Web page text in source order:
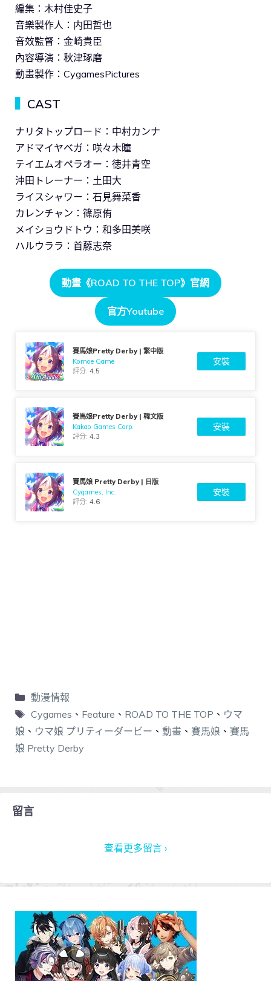
編集：木村佳史子
音樂製作人：内田哲也
音效監督：金崎貴臣
內容導演：秋津琢磨
動畫製作：CygamesPictures
CAST
ナリタトップロード：中村カンナ
アドマイヤベガ：咲々木瞳
テイエムオペラオー：徳井青空
沖田トレーナー：土田大
ライスシャワー：石見舞菜香
カレンチャン：篠原侑
メイショウドトウ：和多田美咲
ハルウララ：首藤志奈
動畫《ROAD TO THE TOP》官網
官方Youtube
賽馬娘Pretty Derby | 繁中版
Komoe Game
評分:4.5
安裝
賽馬娘Pretty Derby | 韓文版
Kakao Games Corp.
評分:4.3
安裝
賽馬娘 Pretty Derby | 日版
Cygames, Inc.
評分:4.6
安裝
動漫情報
Cygames 、 Feature 、 ROAD TO THE TOP 、 ウマ
娘 、 ウマ娘 プリティーダービー 、 動畫 、 賽馬娘 、 賽馬
娘 Pretty Derby
留言
查看更多留言 ›